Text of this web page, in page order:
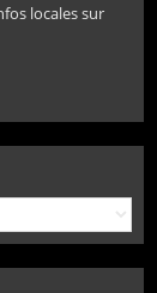
locales sur